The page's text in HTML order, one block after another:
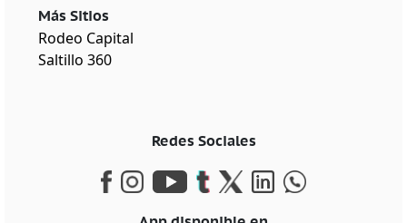
Más Sitios
Rodeo Capital
Saltillo 360
Redes Sociales